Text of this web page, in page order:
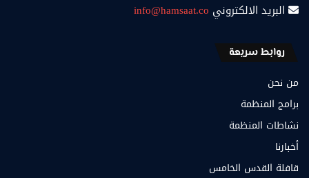
البريد الالكتروني info@hamsaat.co
روابط سريعة
من نحن
برامج المنظمة
نشاطات المنظمة
أخبارنا
قافلة القدس الخامس